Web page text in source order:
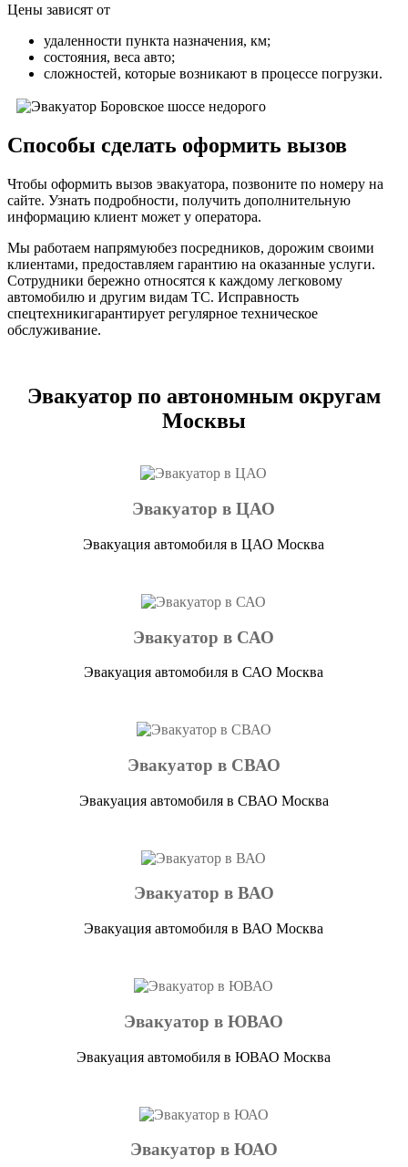
Цены зависят от
удаленности пункта назначения, км;
состояния, веса авто;
сложностей, которые возникают в процессе погрузки.
Способы сделать оформить вызов
Чтобы оформить вызов эвакуатора, позвоните по номеру на
сайте. Узнать подробности, получить дополнительную
информацию клиент может у оператора.
Мы работаем напрямуюбез посредников, дорожим своими
клиентами, предоставляем гарантию на оказанные услуги.
Сотрудники бережно относятся к каждому легковому
автомобилю и другим видам ТС. Исправность
спецтехникигарантирует регулярное техническое
обслуживание.
Эвакуатор по автономным округам
Москвы
Эвакуатор в ЦАО
Эвакуация автомобиля в ЦАО Москва
Эвакуатор в САО
Эвакуация автомобиля в САО Москва
Эвакуатор в СВАО
Эвакуация автомобиля в СВАО Москва
Эвакуатор в ВАО
Эвакуация автомобиля в ВАО Москва
Эвакуатор в ЮВАО
Эвакуация автомобиля в ЮВАО Москва
Эвакуатор в ЮАО